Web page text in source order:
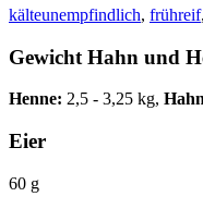
kälteunempfindlich, frühreif,
Gewicht Hahn und
Henne: 2,5 - 3,25 kg,
Eier
60 g